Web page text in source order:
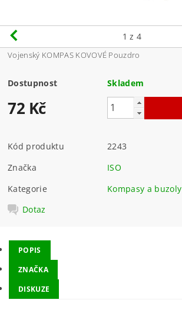
1 z 4
Vojenský KOMPAS KOVOVÉ Pouzdro
Dostupnost Skladem
72 Kč
Kód produktu
2243
Značka
ISO
Kategorie
Kompasy a buzoly
Dotaz
POPIS
ZNAČKA
DISKUZE